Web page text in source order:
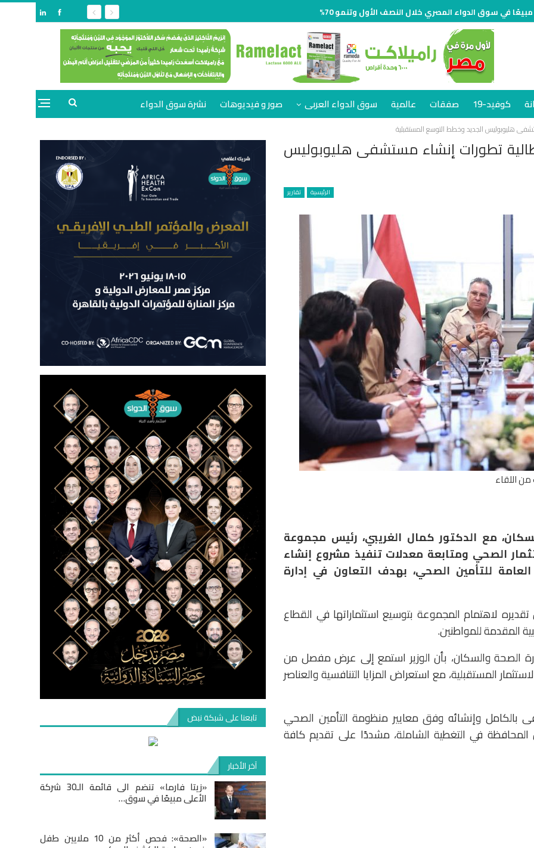
كوفيد-19 صفقات عالمية سوق الدواء العربى صور و فيديوهات نشرة سوق الدواء
هليوبوليس الجديد وخطط التوسع المستقبلية
تطورات إنشاء مستشفى هليوبوليس
الرئيسية تقارير
اللقاء
مع الدكتور كمال الغريبي، رئيس مجموعة
الصحي ومتابعة معدلات تنفيذ مشروع إنشاء
للتأمين الصحي، بهدف التعاون في إدارة
تقديره لاهتمام المجموعة بتوسيع استثماراتها في القطاع
المقدمة للمواطنين.
الصحة والسكان، بأن الوزير استمع إلى عرض مفصل من
المستقبلية، مع استعراض المزايا التنافسية والعناصر
بالكامل وإنشائه وفق معايير منظومة التأمين الصحي
في التغطية الشاملة، مشددًا على تقديم كافة
تابعنا على شبكة نبض
آخر الأخبار
«زيتا فارما» تنضم الى قائمة الـ30 شركة
الأعلى مبيعًا في سوق…
«الصحة»: فحص أكثر من 10 ملايين طفل